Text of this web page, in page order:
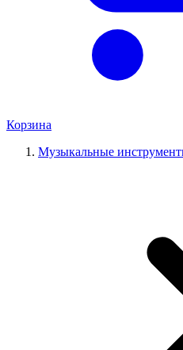
Корзина
Музыкальные